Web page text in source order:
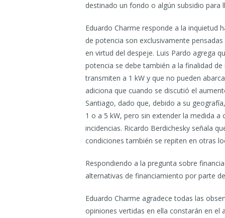
destinado un fondo o algún subsidio para
Eduardo Charme responde a la inquietud
de potencia son exclusivamente
en virtud del despeje. Luis Pardo agrega
potencia se debe también a la finalidad
transmiten a 1 kW y que no pueden
adiciona que cuando se discutió el
Santiago, dado que, debido a su
1 o a 5 kW, pero sin extender la medida
incidencias. Ricardo Berdichesky señala
condiciones también se repiten en otras
Respondiendo a la pregunta sobre
alternativas de financiamiento por parte
Eduardo Charme agradece todas las
opiniones vertidas en ella constarán en el